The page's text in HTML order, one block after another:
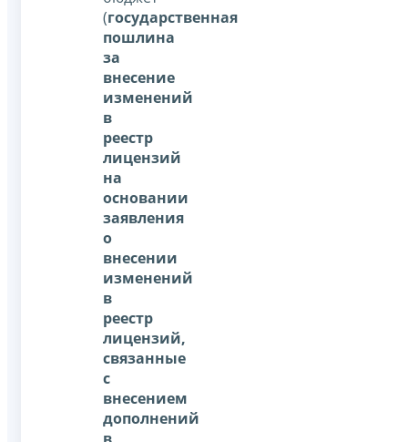
(государственная
пошлина
за
внесение
изменений
в
реестр
лицензий
на
основании
заявления
о
внесении
изменений
в
реестр
лицензий,
связанные
с
внесением
дополнений
в